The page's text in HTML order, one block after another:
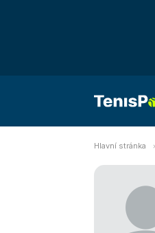
Hlavní stránka